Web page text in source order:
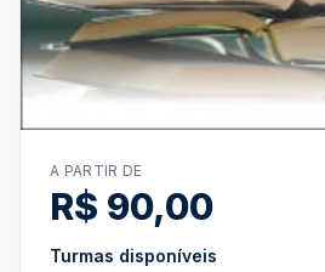
A PARTIR DE
R$ 90,00
Turmas disponíveis